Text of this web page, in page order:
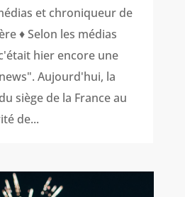
et chroniqueur de
♦ Selon les médias
hier encore une
Aujourd'hui, la
siège de la France au
de...